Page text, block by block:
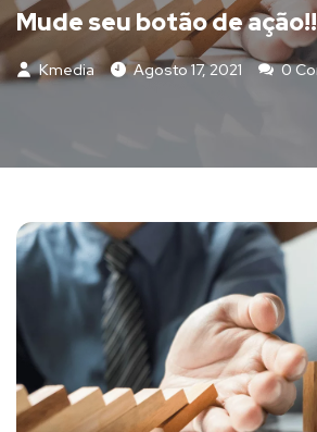
Mude seu botão de ação!!
Kmedia Agosto 17, 2021
0